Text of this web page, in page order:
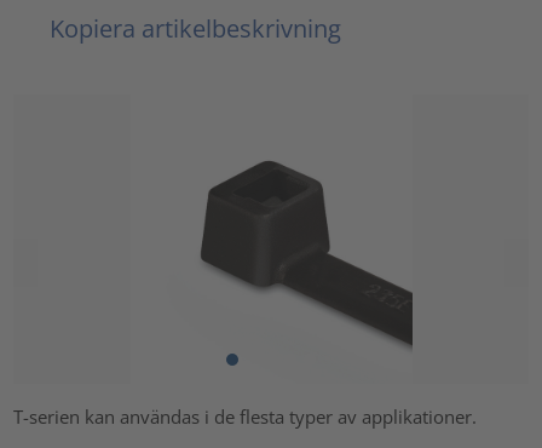
Kopiera artikelbeskrivning
T-serien kan användas i de flesta typer av applikationer.